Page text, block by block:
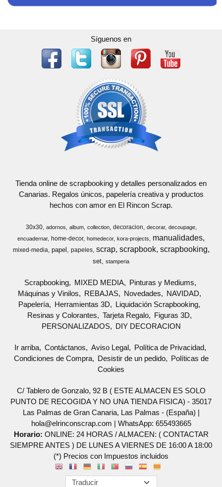
Síguenos en
Tienda online de scrapbooking y detalles personalizados en
Canarias. Regalos únicos, papelería creativa y productos
hechos con amor en El Rincon Scrap.
30x30 adornos album collection decoracion decorar
decoupage
encuadernar
home-decor homedecor kora-projects manualidades
mixed-media papel papeles scrap scrapbook scrapbooking
set stamperia
Scrapbooking MIXED MEDIA
Pinturas y Mediums
Máquinas y Vinilos
REBAJAS Novedades
NAVIDAD
Papelería
Herramientas 3D
Liquidación Scrapbooking
Resinas y Colorantes
Tarjeta Regalo
Figuras 3D
PERSONALIZADOS
DIY DECORACION
Ir arriba Contáctanos Aviso Legal
Política de Privacidad
Condiciones de Compra
Desistir de un pedido
Políticas de
Cookies
C/ Tablero de Gonzalo, 92 B ( ESTE ALMACEN ES SOLO
PUNTO DE RECOGIDA Y NO UNA TIENDA FISICA) - 35017
Las Palmas de Gran Canaria, Las Palmas - (España) |
hola@elrinconscrap.com | WhatsApp: 655493665
Horario: ONLINE: 24 HORAS / ALMACEN: ( CONTACTAR
SIEMPRE ANTES ) DE LUNES A VIERNES DE 16:00 A 18:00
(*) Precios con Impuestos incluidos